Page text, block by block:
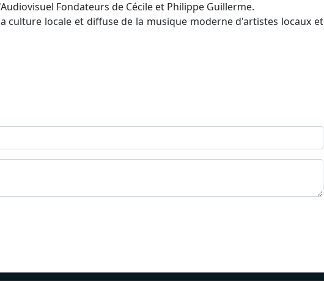
Fondateurs de Cécile et Philippe Guillerme.
culture locale et diffuse de la musique moderne d'artistes locaux et